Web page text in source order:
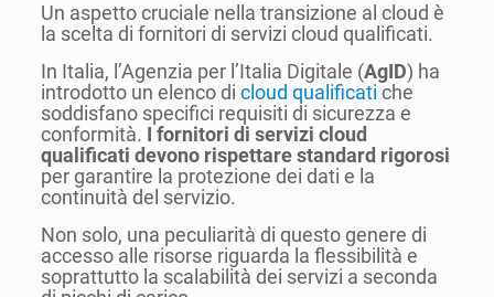
Un aspetto cruciale nella transizione al cloud è
la scelta di fornitori di servizi cloud qualificati.
In Italia, l’Agenzia per l’Italia Digitale (AgID) ha
introdotto un elenco di cloud qualificati che
soddisfano specifici requisiti di sicurezza e
conformità. I fornitori di servizi cloud
qualificati devono rispettare standard rigorosi
per garantire la protezione dei dati e la
continuità del servizio.
Non solo, una peculiarità di questo genere di
accesso alle risorse riguarda la flessibilità e
soprattutto la scalabilità dei servizi a seconda